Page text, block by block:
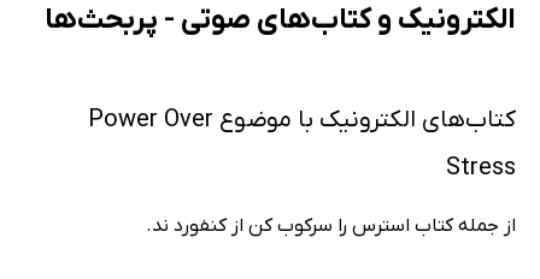
الکترونیک و کتاب‌های صوتی - پربحث‌ها
کتاب‌های الکترونیک با موضوع Power Over
Stress
از جمله کتاب استرس را سرکوب کن از کنفورد ند.